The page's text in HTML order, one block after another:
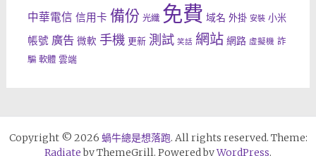
中華電信 信用卡 備份 光纖 免費 域名 外掛 安裝 小米
帳號 廣告 微軟 手機 更新 測試 笑話 網站 網路 虛擬機 詐
騙 軟體 雲端
Copyright © 2026 蝸牛總是想落跑. All rights reserved. Theme:
Radiateby ThemeGrill. Powered byWordPress.